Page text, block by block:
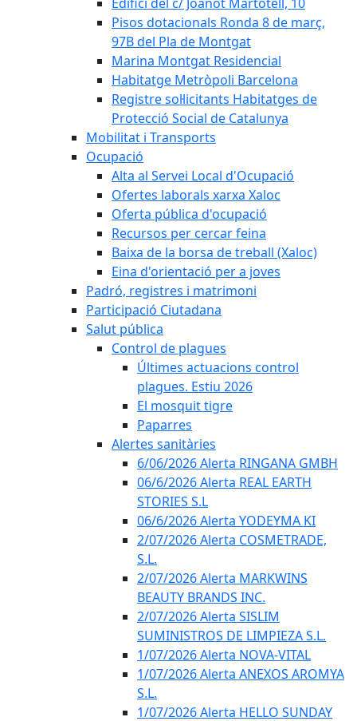
Pisos dotacionals Ronda 8 de març,
97B del Pla de Montgat
Marina Montgat Residencial
Habitatge Metròpoli Barcelona
Registre sol·licitants Habitatges de
Protecció Social de Catalunya
Mobilitat i Transports
Ocupació
Alta al Servei Local d'Ocupació
Ofertes laborals xarxa Xaloc
Oferta pública d'ocupació
Recursos per cercar feina
Baixa de la borsa de treball (Xaloc)
Eina d'orientació per a joves
Padró, registres i matrimoni
Participació Ciutadana
Salut pública
Control de plagues
Últimes actuacions control
plagues. Estiu 2026
El mosquit tigre
Paparres
Alertes sanitàries
6/06/2026 Alerta RINGANA GMBH
06/6/2026 Alerta REAL EARTH
STORIES S.L
06/6/2026 Alerta YODEYMA KI
2/07/2026 Alerta COSMETRADE,
S.L.
2/07/2026 Alerta MARKWINS
BEAUTY BRANDS INC.
2/07/2026 Alerta SISLIM
SUMINISTROS DE LIMPIEZA S.L.
1/07/2026 Alerta NOVA-VITAL
1/07/2026 Alerta ANEXOS AROMYA
S.L.
1/07/2026 Alerta HELLO SUNDAY